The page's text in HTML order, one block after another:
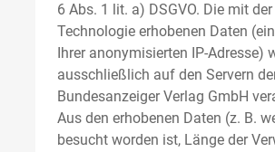
6 Abs. 1 lit. a) DSGVO. Die mit
Technologie erhobenen Daten
Ihrer anonymisierten IP-Adresse)
ausschließlich auf den Servern
Bundesanzeiger Verlag GmbH
Aus den erhobenen Daten (z. B.
besucht worden ist, Länge der